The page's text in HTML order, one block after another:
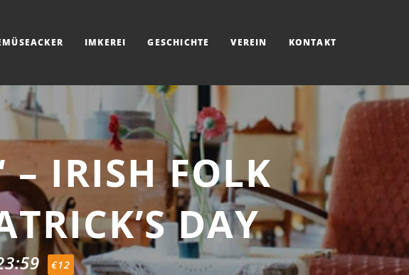
IMKEREI GESCHICHTE VEREIN KONTAKT
– IRISH FOLK
DAY
€12